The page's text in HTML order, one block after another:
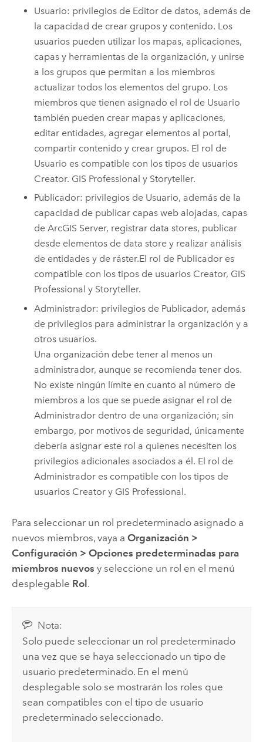
Usuario: privilegios de Editor de datos, además de
la capacidad de crear grupos y contenido. Los
usuarios pueden utilizar los mapas, aplicaciones,
capas y herramientas de la organización, y unirse
a los grupos que permitan a los miembros
actualizar todos los elementos del grupo. Los
miembros que tienen asignado el rol de Usuario
también pueden crear mapas y aplicaciones,
editar entidades, agregar elementos al portal,
compartir contenido y crear grupos. El rol de
Usuario es compatible con los tipos de usuarios
Creator. GIS Professional y Storyteller.
Publicador: privilegios de Usuario, además de la
capacidad de publicar capas web alojadas, capas
deArcGIS Server, registrar data stores, publicar
desde elementos de data store y realizar análisis
de entidades y de ráster.El rol de Publicador es
compatible con los tipos de usuarios Creator, GIS
Professional y Storyteller.
Administrador: privilegios de Publicador, además
de privilegios para administrar la organización y a
otros usuarios.
Una organización debe tener al menos un
administrador, aunque se recomienda tener dos.
No existe ningún límite en cuanto al número de
miembros a los que se puede asignar el rol de
Administrador dentro de una organización; sin
embargo, por motivos de seguridad, únicamente
debería asignar este rol a quienes necesiten los
privilegios adicionales asociados a él. El rol de
Administrador es compatible con los tipos de
usuarios Creator y GIS Professional.
Para seleccionar un rol predeterminado asignado a
nuevos miembros, vaya a Organización >
Configuración > Opciones predeterminadas para
miembros nuevos y seleccione un rol en el menú
desplegable Rol .
Nota:
Solo puede seleccionar un rol predeterminado
una vez que se haya seleccionado un tipo de
usuario predeterminado. En el menú
desplegable solo se mostrarán los roles que
sean compatibles con el tipo de usuario
predeterminado seleccionado.